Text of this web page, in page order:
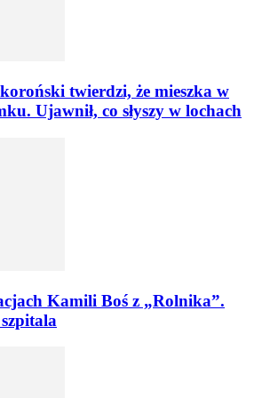
twierdzi, że mieszka w
Ujawnił, co słyszy w lochach
Kamili Boś z „Rolnika”.